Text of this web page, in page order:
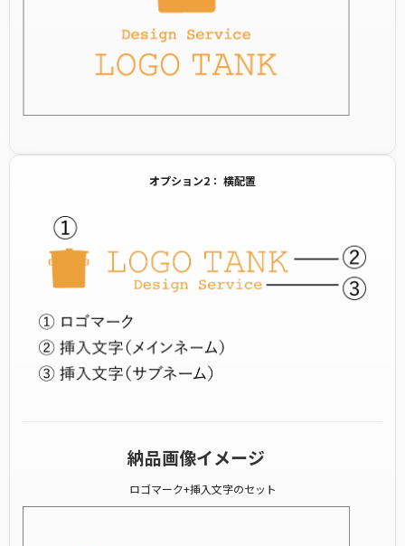
オプション2： 横配置
納品画像イメージ
ロゴマーク+挿入文字のセット